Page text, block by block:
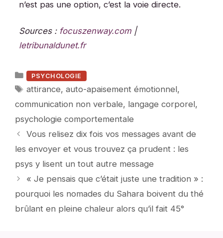
n’est pas une option, c’est la voie directe.
Sources : focuszenway.com |
letribunaldunet.fr
Catégories
PSYCHOLOGIE
Étiquettes
attirance,auto-apaisement émotionnel,
communication non verbale, langage corporel,
psychologie comportementale
Vous relisez dix fois vos messages avant de
les envoyer et vous trouvez ça prudent : les
psys y lisent un tout autre message
« Je pensais que c’était juste une tradition » :
pourquoi les nomades du Sahara boivent du thé
brûlant en pleine chaleur alors qu’il fait 45°